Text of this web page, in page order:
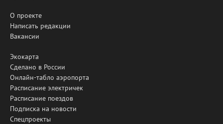
О проекте
Написать редакции
Вакансии
Экокарта
Сделано в России
Онлайн-табло аэропорта
Расписание электричек
Расписание поездов
Подписка на новости
Спецпроекты